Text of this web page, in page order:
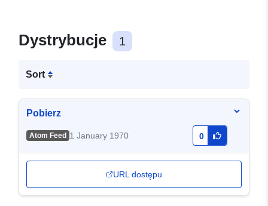
Dystrybucje 1
Sort
Pobierz
Atom Feed 1 January 1970 0
URL dostępu